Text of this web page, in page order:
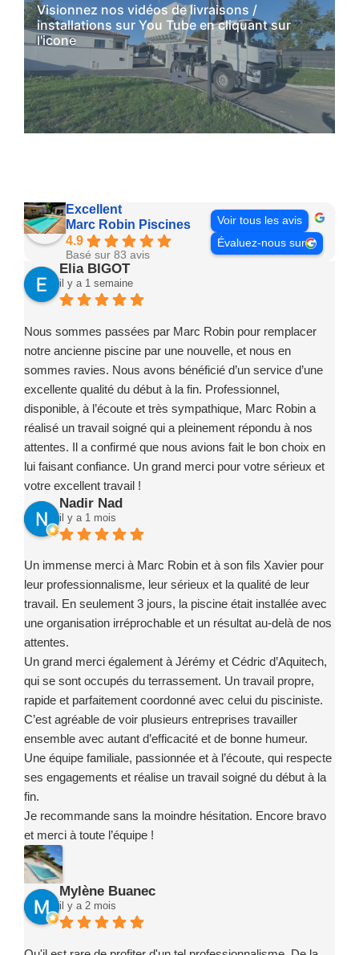
Visionnez nos vidéos de livraisons /
installations sur You Tube en cliquant sur
l'icone
YouTube
Excellent
Marc Robin Piscines
4.9
Basé sur 83 avis
Voir tous les avis
Évaluez-nous sur
Elia BIGOT
il y a 1 semaine
Nous sommes passées par Marc Robin pour remplacer
notre ancienne piscine par une nouvelle, et nous en
sommes ravies. Nous avons bénéficié d’un service d’une
excellente qualité du début à la fin. Professionnel,
disponible, à l’écoute et très sympathique, Marc Robin a
réalisé un travail soigné qui a pleinement répondu à nos
attentes. Il a confirmé que nous avions fait le bon choix en
lui faisant confiance. Un grand merci pour votre sérieux et
votre excellent travail !
Nadir Nad
il y a 1 mois
Un immense merci à Marc Robin et à son fils Xavier pour
leur professionnalisme, leur sérieux et la qualité de leur
travail. En seulement 3 jours, la piscine était installée avec
une organisation irréprochable et un résultat au-delà de nos
attentes.
Un grand merci également à Jérémy et Cédric d’Aquitech,
qui se sont occupés du terrassement. Un travail propre,
rapide et parfaitement coordonné avec celui du pisciniste.
C’est agréable de voir plusieurs entreprises travailler
ensemble avec autant d’efficacité et de bonne humeur.
Une équipe familiale, passionnée et à l’écoute, qui respecte
ses engagements et réalise un travail soigné du début à la
fin.
Je recommande sans la moindre hésitation. Encore bravo
et merci à toute l’équipe !
Mylène Buanec
il y a 2 mois